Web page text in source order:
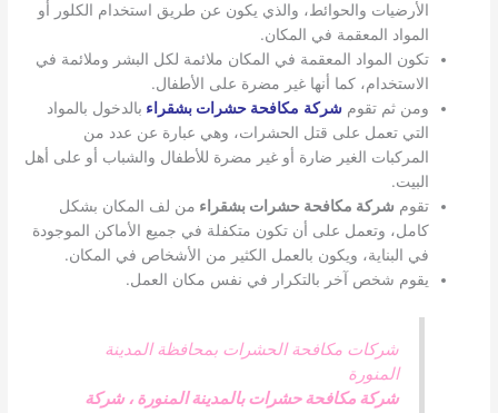
الأرضيات والحوائط، والذي يكون عن طريق استخدام الكلور أو
المواد المعقمة في المكان.
تكون المواد المعقمة في المكان ملائمة لكل البشر وملائمة في
الاستخدام، كما أنها غير مضرة على الأطفال.
ومن ثم تقومشركة مكافحة حشرات بشقراء بالدخول بالمواد
التي تعمل على قتل الحشرات، وهي عبارة عن عدد من
المركبات الغير ضارة أو غير مضرة للأطفال والشباب أو على أهل
البيت.
تقوم شركة مكافحة حشرات بشقراء من لف المكان بشكل
كامل، وتعمل على أن تكون متكفلة في جميع الأماكن الموجودة
في البناية، ويكون بالعمل الكثير من الأشخاص في المكان.
يقوم شخص آخر بالتكرار في نفس مكان العمل.
شركات مكافحة الحشرات بمحافظة المدينة
المنورة
شركة مكافحة حشرات بالمدينة المنورة ،شركة